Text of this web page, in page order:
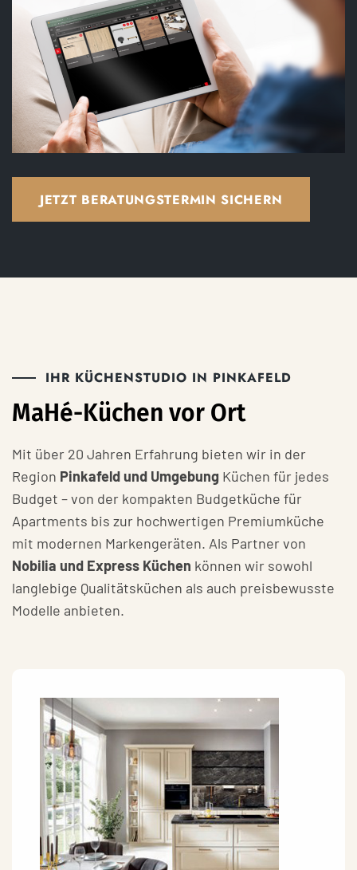
JETZT BERATUNGSTERMIN SICHERN
IHR KÜCHENSTUDIO IN PINKAFELD
MaHé-Küchen vor Ort
Mit über 20 Jahren Erfahrung bieten wir in der
Region Pinkafeld und Umgebung Küchen für jedes
Budget – von der kompakten Budgetküche für
Apartments bis zur hochwertigen Premiumküche
mit modernen Markengeräten. Als Partner von
Nobilia und Express Küchen können wir sowohl
langlebige Qualitätsküchen als auch preisbewusste
Modelle anbieten.